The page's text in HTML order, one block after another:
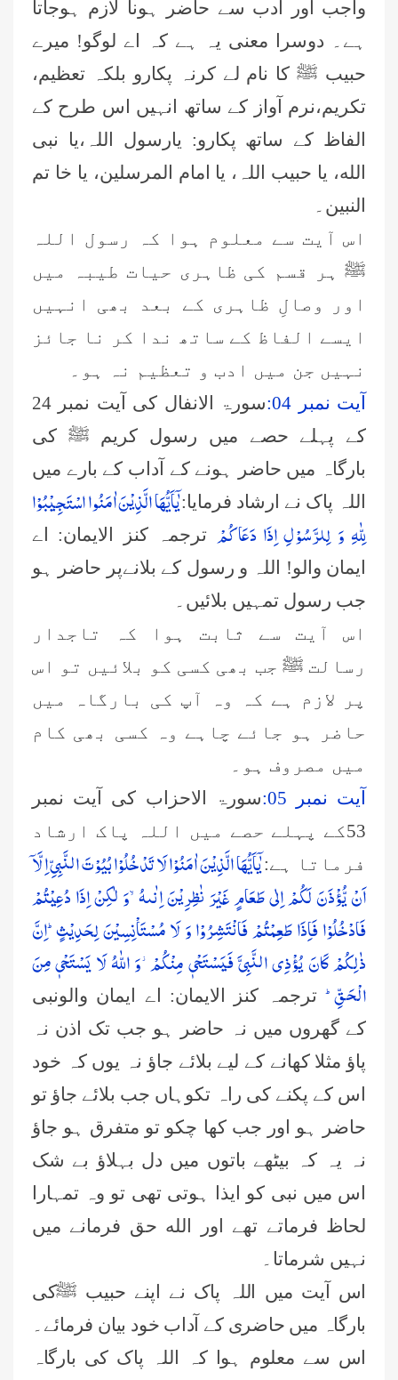
واجب اور ادب سے حاضر ہونا لازم ہوجاتا
ہے۔ دوسرا معنی یہ ہے کہ اے لوگو! میرے
حبیب ﷺ کا نام لے کرنہ پکارو بلکہ تعظیم،
تکریم،نرم آواز کے ساتھ انہیں اس طرح کے
الفاظ کے ساتھ پکارو: یارسول اللہ،یا نبی
الله، یا حبیب اللہ، یا امام المرسلین، یا خا تم
النبین۔
اس آیت سے معلوم ہوا کہ رسول اللہ
ﷺ ہر قسم کی ظاہری حیات طیبہ میں
اور وصالِ ظاہری کے بعد بھی انہیں
ایسے الفاظ کے ساتھ ندا کر نا جائز
نہیں جن میں ادب و تعظیم نہ ہو۔
آیت نمبر 04:
سورۃ الانفال کی آیت نمبر 24
کے پہلے حصے میں رسول کریم ﷺ کی
بارگاہ میں حاضر ہونے کے آداب کے بارے میں
اللہ پاک نے ارشاد فرمایا:یٰۤاَیُّهَا الَّذِیْنَ اٰمَنُوا اسْتَجِیْبُوْا
لِلّٰهِ وَ لِلرَّسُوْلِ اِذَا دَعَاكُمْ ترجمہ کنز الایمان: اے
ایمان والو! اللہ و رسول کے بلانےپر حاضر ہو
جب رسول تمہیں بلائیں۔
اس آیت سے ثابت ہوا کہ تاجدار
رسالت ﷺ جب بھی کسی کو بلائیں تو اس
پر لازم ہے کہ وہ آپ کی بارگاہ میں
حاضر ہو جائے چاہے وہ کسی بھی کام
میں مصروف ہو۔
آیت نمبر 05:
سورۃ الاحزاب کی آیت نمبر
53کے پہلے حصے میں اللہ پاک ارشاد
فرماتا ہے:یٰۤاَیُّهَا الَّذِیْنَ اٰمَنُوْا لَا تَدْخُلُوْا بُیُوْتَ النَّبِیِّ اِلَّاۤ
اَنْ یُّؤْذَنَ لَكُمْ اِلٰى طَعَامٍ غَیْرَ نٰظِرِیْنَ اِنٰىهُۙ-وَ لٰكِنْ اِذَا دُعِیْتُمْ
فَادْخُلُوْا فَاِذَا طَعِمْتُمْ فَانْتَشِرُوْا وَ لَا مُسْتَاْنِسِیْنَ لِحَدِیْثٍؕ-اِنَّ
ذٰلِكُمْ كَانَ یُؤْذِی النَّبِیَّ فَیَسْتَحْیٖ مِنْكُمْ٘-وَ اللّٰهُ لَا یَسْتَحْیٖ مِنَ
الْحَقِّؕ-ترجمہ کنز الایمان: اے ایمان والونبی
کے گھروں میں نہ حاضر ہو جب تک اذن نہ
پاؤ مثلا کھانے کے لیے بلائے جاؤ نہ یوں کہ خود
اس کے پکنے کی راہ تکوہاں جب بلائے جاؤ تو
حاضر ہو اور جب کھا چکو تو متفرق ہو جاؤ
نہ یہ کہ بیٹھے باتوں میں دل بہلاؤ بے شک
اس میں نبی کو ایذا ہوتی تھی تو وہ تمہارا
لحاظ فرماتے تھے اور الله حق فرمانے میں
نہیں شرماتا۔
اس آیت میں اللہ پاک نے اپنے حبیب ﷺکی
بارگاہ میں حاضری کے آداب خود بیان فرمائے۔
اس سے معلوم ہوا کہ اللہ پاک کی بارگاہ